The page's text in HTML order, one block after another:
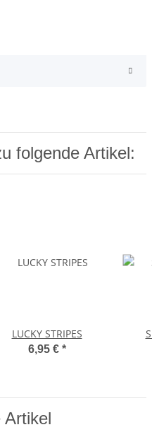
folgende Artikel:
LUCKY STRIPES
6,95 € *
Artikel